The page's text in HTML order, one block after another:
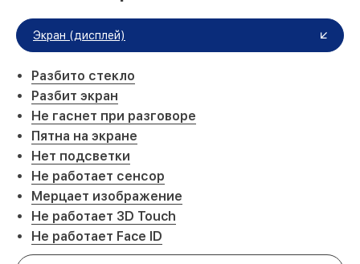
Экран (дисплей)
Разбито стекло
Разбит экран
Не гаснет при разговоре
Пятна на экране
Нет подсветки
Не работает сенсор
Мерцает изображение
Не работает 3D Touch
Не работает Face ID